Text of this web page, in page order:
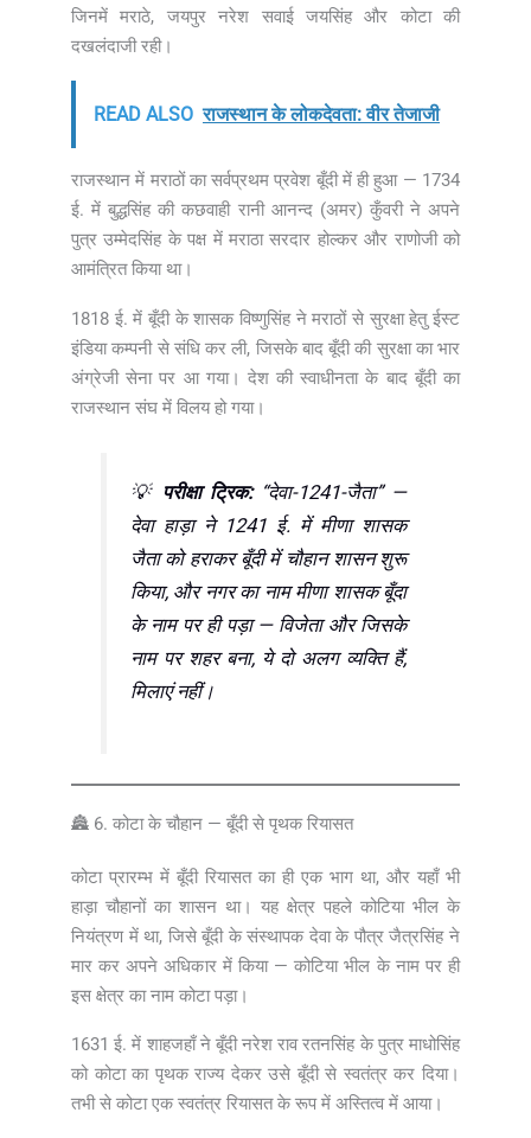
जिनमें मराठे, जयपुर नरेश सवाई जयसिंह और कोटा की
दखलंदाजी रही।
READ ALSO राजस्थान के लोकदेवता: वीर तेजाजी
राजस्थान में मराठों का सर्वप्रथम प्रवेश बूँदी में ही हुआ — 1734
ई. में बुद्धसिंह की कछवाही रानी आनन्द (अमर) कुँवरी ने अपने
पुत्र उम्मेदसिंह के पक्ष में मराठा सरदार होल्कर और राणोजी को
आमंत्रित किया था।
1818 ई. में बूँदी के शासक विष्णुसिंह ने मराठों से सुरक्षा हेतु ईस्ट
इंडिया कम्पनी से संधि कर ली, जिसके बाद बूँदी की सुरक्षा का भार
अंग्रेजी सेना पर आ गया। देश की स्वाधीनता के बाद बूँदी का
राजस्थान संघ में विलय हो गया।
💡 परीक्षा ट्रिक:“देवा-1241-जैता” —
देवा हाड़ा ने 1241 ई. में मीणा शासक
जैता को हराकर बूँदी में चौहान शासन शुरू
किया, और नगर का नाम मीणा शासक बूँदा
के नाम पर ही पड़ा — विजेता और जिसके
नाम पर शहर बना, ये दो अलग व्यक्ति हैं,
मिलाएं नहीं।
🏯 6. कोटा के चौहान — बूँदी से पृथक रियासत
कोटा प्रारम्भ में बूँदी रियासत का ही एक भाग था, और यहाँ भी
हाड़ा चौहानों का शासन था। यह क्षेत्र पहले कोटिया भील के
नियंत्रण में था, जिसे बूँदी के संस्थापक देवा के पौत्र जैत्रसिंह ने
मार कर अपने अधिकार में किया — कोटिया भील के नाम पर ही
इस क्षेत्र का नाम कोटा पड़ा।
1631 ई. में शाहजहाँ ने बूँदी नरेश राव रतनसिंह के पुत्र माधोसिंह
को कोटा का पृथक राज्य देकर उसे बूँदी से स्वतंत्र कर दिया।
तभी से कोटा एक स्वतंत्र रियासत के रूप में अस्तित्व में आया।